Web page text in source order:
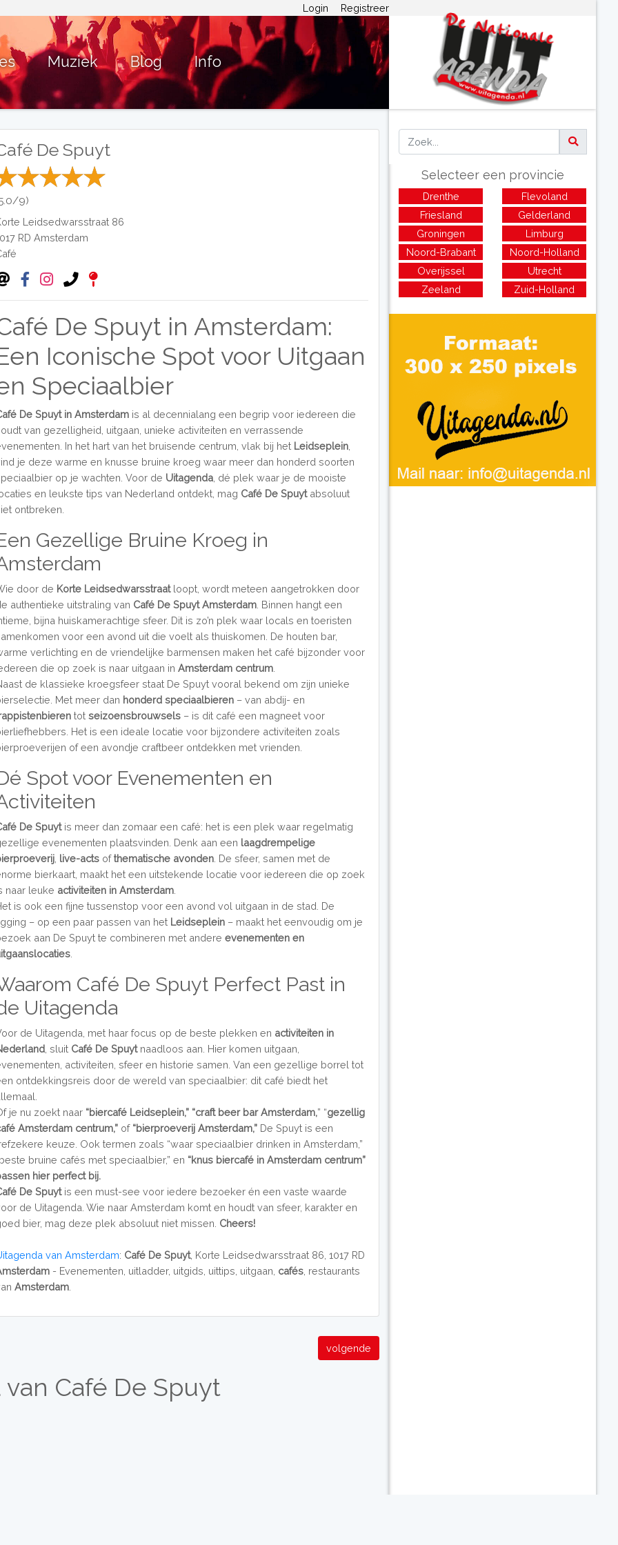
Login Registreer
Muziek Blog Info
De Spuyt
9)
Leidsedwarsstraat 86
RDAmsterdam
De Spuyt in Amsterdam:
Iconische Spot voor Uitgaan
Speciaalbier
De Spuyt in Amsterdam is al decennialang een begrip voor iedereen die
van gezelligheid, uitgaan, unieke activiteiten en verrassende
In het hart van het bruisende centrum, vlak bij het Leidseplein
je deze warme en knusse bruine kroeg waar meer dan honderd soorten
op je wachten. Voor de Uitagenda , dé plek waar je de mooiste
en leukste tips van Nederland ontdekt, mag Café De Spuytabsoluut
ontbreken.
Gezellige Bruine Kroeg in
door de Korte Leidsedwarsstraat loopt, wordt meteen aangetrokken door
authentieke uitstraling van Café De Spuyt Amsterdam . Binnen hangt een
bijna huiskamerachtige sfeer. Dit is zo’n plek waar locals en toeristen
voor een avond uit die voelt als thuiskomen. De houten bar,
verlichting en de vriendelijke barmensen maken het café bijzonder voor
die op zoek is naar uitgaan inAmsterdam centrum
de klassieke kroegsfeer staat De Spuyt vooral bekend om zijn unieke
Met meer dan honderd speciaalbieren – van abdij- en
totseizoensbrouwsels – is dit café een magneet voor
Het is een ideale locatie voor bijzondere activiteiten zoals
of een avondje craftbeer ontdekken met vrienden.
Spot voor Evenementen en
De Spuytis meer dan zomaar een café: het is een plek waar regelmatig
evenementen plaatsvinden. Denk aan een laagdrempelige
live-acts ofthematische avonden . De sfeer, samen met de
bierkaart, maakt het een uitstekende locatie voor iedereen die op zoek
naar leuke activiteiten in Amsterdam
is ook een fijne tussenstop voor een avond vol uitgaan in de stad. De
– op een paar passen van het Leidseplein – maakt het eenvoudig om je
aan De Spuyt te combineren met andereevenementen en
Café De Spuyt Perfect Past in
Uitagenda
de Uitagenda, met haar focus op de beste plekken en activiteiten in
, sluit Café De Spuytnaadloos aan. Hier komen uitgaan,
activiteiten, sfeer en historie samen. Van een gezellige borrel tot
ontdekkingsreis door de wereld van speciaalbier: dit café biedt het
je nu zoekt naar “biercafé Leidseplein,” “craft beer bar Amsterdam,” “gezellig
Amsterdam centrum,” of “bierproeverij Amsterdam,” De Spuyt is een
keuze. Ook termen zoals “waar speciaalbier drinken in Amsterdam,”
bruine cafés met speciaalbier,” en “knus biercafé inAmsterdam centrum”
hier perfect bij.
De Spuyt is een must-see voor iedere bezoeker én een vaste waarde
de Uitagenda. Wie naar Amsterdam komt en houdt van sfeer, karakter en
bier, mag deze plek absoluut niet missen. Cheers!
van Amsterdam: Café De Spuyt, Korte Leidsedwarsstraat 86, 1017 RD
- Evenementen, uitladder, uitgids, uittips, uitgaan, cafés , restaurants
Amsterdam
volgende
Café De Spuyt
Selecteer een provincie
Drenthe
Flevoland
Friesland
Gelderland
Groningen
Limburg
Noord-Brabant
Noord-Holland
Overijssel
Utrecht
Zeeland
Zuid-Holland